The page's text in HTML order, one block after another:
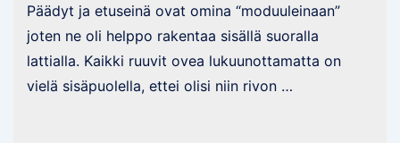
Päädyt ja etuseinä ovat omina “moduuleinaan”
joten ne oli helppo rakentaa sisällä suoralla
lattialla. Kaikki ruuvit ovea lukuunottamatta on
vielä sisäpuolella, ettei olisi niin rivon …